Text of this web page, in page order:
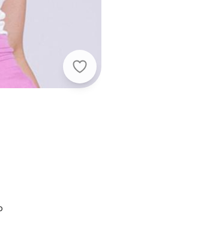
Lunender - Blusa Regata Lisa